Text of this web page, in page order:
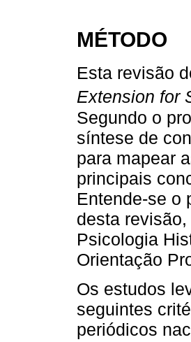
MÉTODO
Esta revisão
Extension for
Segundo o
síntese de
para mapear
principais
Entende-se o
desta
Psicologia
Orientação
Os estudos
seguintes
periódicos